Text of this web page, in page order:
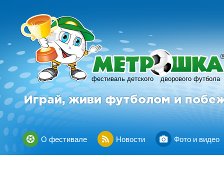
фестиваль детского дворового футбола
R
Играй, живи футболом и
О фестивале Новости Фото и видео